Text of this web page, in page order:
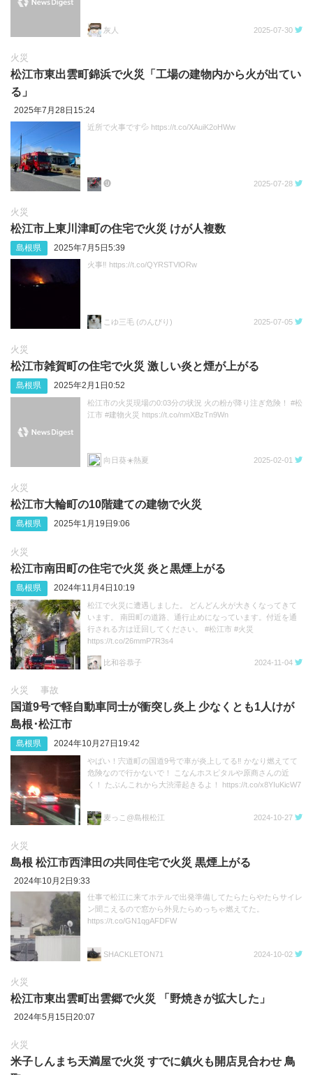
灰人 2025-07-30
火災
松江市東出雲町錦浜で火災「工場の建物内から火が出てい
る」
2025年7月28日15:24
近所で火事です💦 https://t.co/XAuiK2oHWw
❾ 2025-07-28
火災
松江市上東川津町の住宅で火災 けが人複数
島根県 2025年7月5日5:39
火事‼️ https://t.co/QYRSTVlORw
こゆ三毛 (のんびり) 2025-07-05
火災
松江市雑賀町の住宅で火災 激しい炎と煙が上がる
島根県 2025年2月1日0:52
松江市の火災現場の0:03分の状況 火の粉が降り注ぎ危険！ #松
江市 #建物火災 https://t.co/nmXBzTn9Wn
向日葵☀️熱夏 2025-02-01
火災
松江市大輪町の10階建ての建物で火災
島根県 2025年1月19日9:06
火災
松江市南田町の住宅で火災 炎と黒煙上がる
島根県 2024年11月4日10:19
松江で火災に遭遇しました。 どんどん火が大きくなってきて
います。 南田町の道路、通行止めになっています。付近を通
行される方は迂回してください。 #松江市 #火災
https://t.co/26mmP7R3s4
比和谷恭子 2024-11-04
火災 事故
国道9号で軽自動車同士が衝突し炎上 少なくとも1人けが
島根･松江市
島根県 2024年10月27日19:42
やばい！宍道町の国道9号で車が炎上してる‼️ かなり燃えてて
危険なので行かないで！ こなんホスピタルや原商さんの近
く！ たぶんこれから大渋滞起きるよ！ https://t.co/x8YIuKicW7
麦っこ@島根松江 2024-10-27
火災
島根 松江市西津田の共同住宅で火災 黒煙上がる
2024年10月2日9:33
仕事で松江に来てホテルで出発準備してたらたらやたらサイレ
ン聞こえるので窓から外見たらめっちゃ燃えてた。
https://t.co/GN1qgAFDFW
SHACKLETON71 2024-10-02
火災
松江市東出雲町出雲郷で火災 「野焼きが拡大した」
2024年5月15日20:07
火災
米子しんまち天満屋で火災 すでに鎮火も開店見合わせ 鳥